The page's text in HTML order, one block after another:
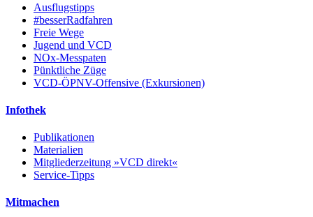
Ausflugstipps
#besserRadfahren
Freie Wege
Jugend und VCD
NOx-Messpaten
Pünktliche Züge
VCD-ÖPNV-Offensive (Exkursionen)
Infothek
Publikationen
Materialien
Mitgliederzeitung »VCD direkt«
Service-Tipps
Mitmachen